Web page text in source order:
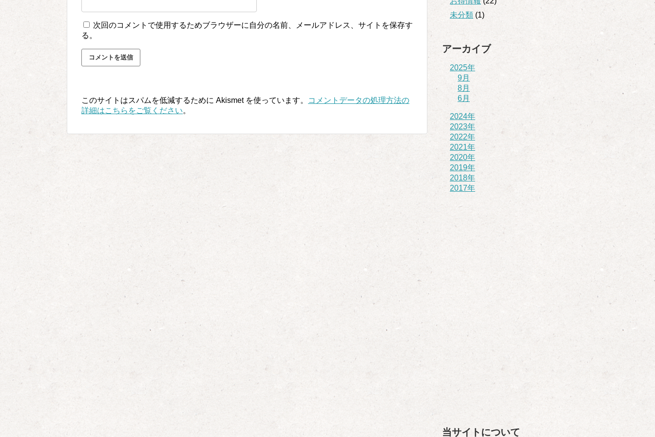
次回のコメントで使用するためブラウザーに自分の名前、メールアドレス、サイトを保存す
る。
このサイトはスパムを低減するために Akismet を使っています。
コメントデータの処理方法の
詳細はこちらをご覧ください。
未分類 (1)
アーカイブ
2025年
9月
8月
6月
2024年
2023年
2022年
2021年
2020年
2019年
2018年
2017年
当サイトについて